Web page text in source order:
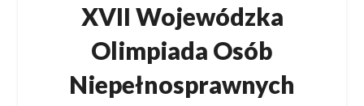
XVII Wojewódzka
Olimpiada Osób
Niepełnosprawnych